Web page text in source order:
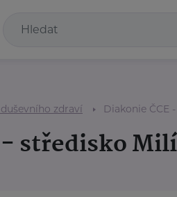
zdraví Diakonie ČCE
- středisko